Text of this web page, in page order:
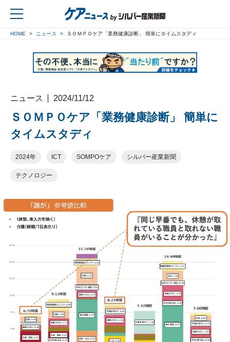
HOME ニュース ＳＯＭＰＯケア「業務健康診断」 簡単にタイムスタディ
ニュース 2024/11/12
ＳＯＭＰＯケア「業務健康診断」 簡単に
タイムスタディ
2024年 ICT SOMPOケア シルバー産業新聞
テクノロジー